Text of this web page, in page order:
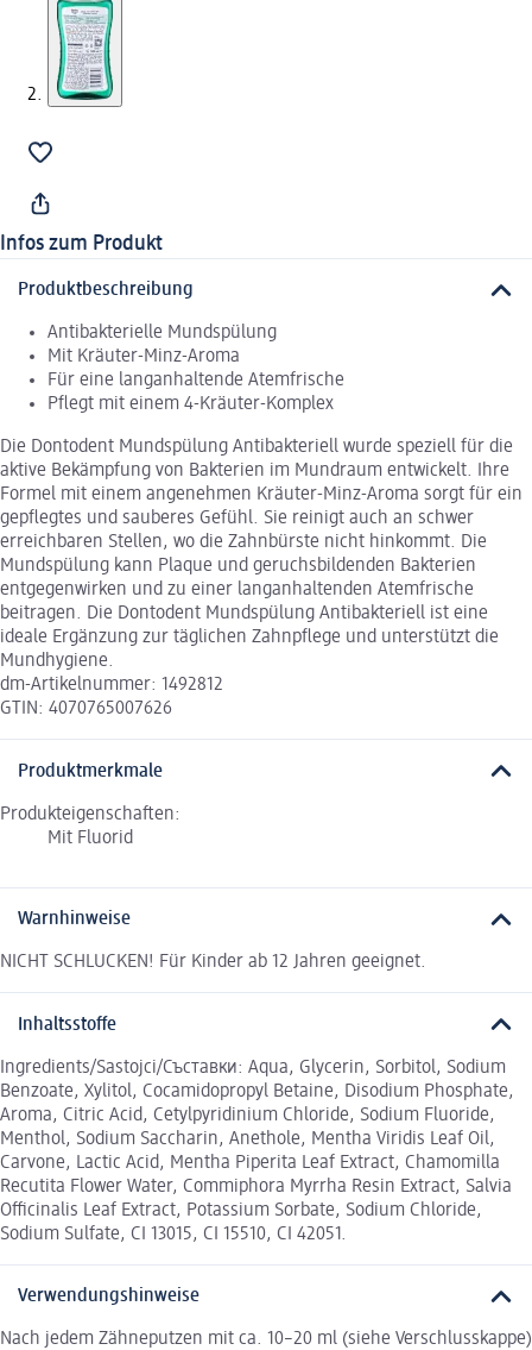
Infos zum Produkt
Produktbeschreibung
Antibakterielle Mundspülung
Mit Kräuter-Minz-Aroma
Für eine langanhaltende Atemfrische
Pflegt mit einem 4-Kräuter-Komplex
Die Dontodent Mundspülung Antibakteriell wurde speziell für die
aktive Bekämpfung von Bakterien im Mundraum entwickelt. Ihre
Formel mit einem angenehmen Kräuter-Minz-Aroma sorgt für ein
gepflegtes und sauberes Gefühl. Sie reinigt auch an schwer
erreichbaren Stellen, wo die Zahnbürste nicht hinkommt. Die
Mundspülung kann Plaque und geruchsbildenden Bakterien
entgegenwirken und zu einer langanhaltenden Atemfrische
beitragen. Die Dontodent Mundspülung Antibakteriell ist eine
ideale Ergänzung zur täglichen Zahnpflege und unterstützt die
Mundhygiene.
dm-Artikelnummer: 1492812
GTIN: 4070765007626
Produktmerkmale
Produkteigenschaften:
Mit Fluorid
Warnhinweise
NICHT SCHLUCKEN! Für Kinder ab 12 Jahren geeignet.
Inhaltsstoffe
Ingredients/Sastojci/Съставки: Aqua, Glycerin, Sorbitol, Sodium
Benzoate, Xylitol, Cocamidopropyl Betaine, Disodium Phosphate,
Aroma, Citric Acid, Cetylpyridinium Chloride, Sodium Fluoride,
Menthol, Sodium Saccharin, Anethole, Mentha Viridis Leaf Oil,
Carvone, Lactic Acid, Mentha Piperita Leaf Extract, Chamomilla
Recutita Flower Water, Commiphora Myrrha Resin Extract, Salvia
Officinalis Leaf Extract, Potassium Sorbate, Sodium Chloride,
Sodium Sulfate, CI 13015, CI 15510, CI 42051.
Verwendungshinweise
Nach jedem Zähneputzen mit ca. 10–20 ml (siehe Verschlusskappe)